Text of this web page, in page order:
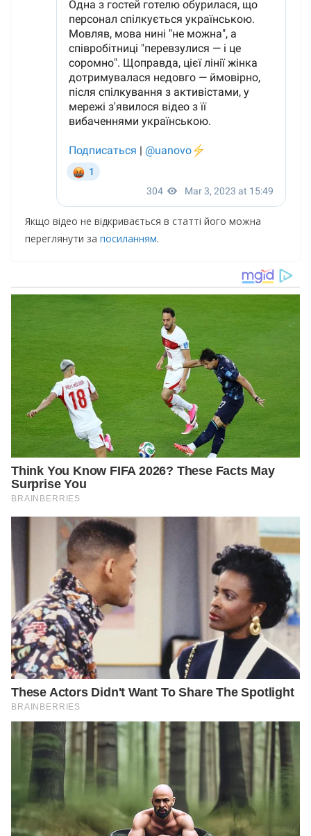
Якщо відео не відкривається в статті його можна
переглянути за посиланням.